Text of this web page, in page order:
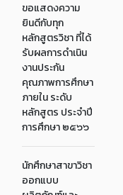
ขอแสดงความ
ยินดีกับทุก
หลักสูตรวิชา ที่ได้
รับผลการดำเนิน
งานประกัน
คุณภาพการศึกษา
ภายใน ระดับ
หลักสูตร ประจำปี
การศึกษา ๒๕๖๖
นักศึกษาสาขาวิชา
ออกแบบ